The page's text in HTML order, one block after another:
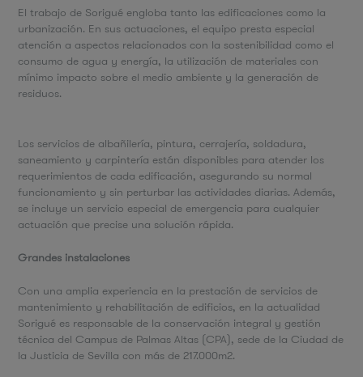
El trabajo de Sorigué engloba tanto las edificaciones como la
urbanización. En sus actuaciones, el equipo presta especial
atención a aspectos relacionados con la sostenibilidad como el
consumo de agua y energía, la utilización de materiales con
mínimo impacto sobre el medio ambiente y la generación de
residuos.
Los servicios de albañilería, pintura, cerrajería, soldadura,
saneamiento y carpintería están disponibles para atender los
requerimientos de cada edificación, asegurando su normal
funcionamiento y sin perturbar las actividades diarias. Además,
se incluye un servicio especial de emergencia para cualquier
actuación que precise una solución rápida.
Grandes instalaciones
Con una amplia experiencia en la prestación de servicios de
mantenimiento y rehabilitación de edificios, en la actualidad
Sorigué es responsable de la conservación integral y gestión
técnica del Campus de Palmas Altas (CPA), sede de la Ciudad de
la Justicia de Sevilla con más de 217.000m2.